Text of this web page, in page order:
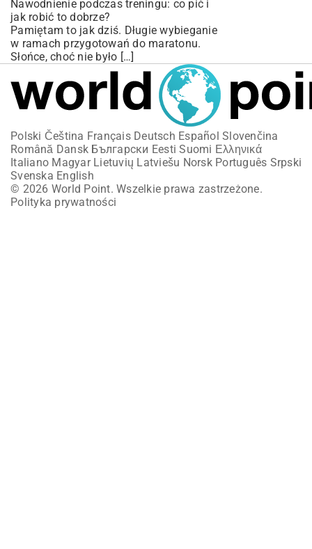
Nawodnienie podczas treningu: co pić i
jak robić to dobrze?
Pamiętam to jak dziś. Długie wybieganie
w ramach przygotowań do maratonu.
Słońce, choć nie było […]
Polski Čeština Français Deutsch Español Slovenčina
Română Dansk Български Eesti Suomi Ελληνικά
Italiano Magyar Lietuvių Latviešu Norsk Português Srpski
Svenska English
© 2026 World Point. Wszelkie prawa zastrzeżone.
Polityka prywatności